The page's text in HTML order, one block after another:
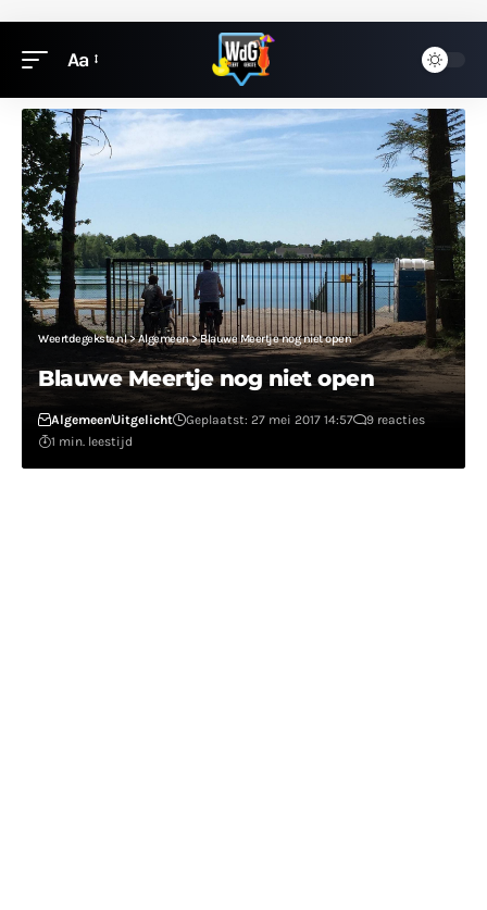
Aa
Weertdegekste.nl>Algemeen>Blauwe Meertje nog niet open
Blauwe Meertje nog niet open
AlgemeenUitgelicht Geplaatst: 27 mei 2017 14:57
9 reacties
1 min. leestijd